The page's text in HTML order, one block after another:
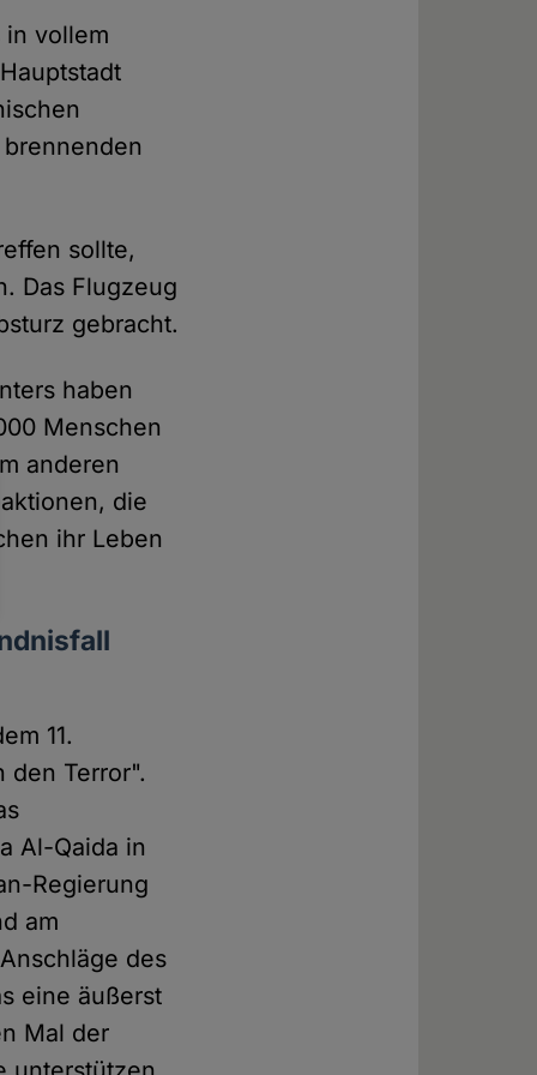
in vollem
sollte,
Das Flugzeug
gebracht.
haben
Menschen
anderen
die
ihr Leben
11.
den Terror".
Al-Qaida in
Regierung
am
des
eine äußerst
Mal der